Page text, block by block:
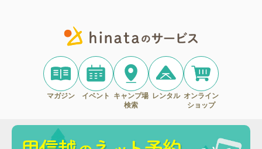
マガジン イベント
キャンプ場
検索
レンタル オンライン
ショップ